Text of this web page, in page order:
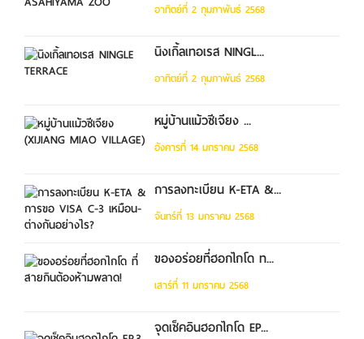
อาทิตย์ที่ 2 กุมภาพันธ์ 2568
นิงเกิ้ลเทอเรส NINGL...
อาทิตย์ที่ 2 กุมภาพันธ์ 2568
หมู่บ้านแม้วซีเจียง ...
อังคารที่ 14 มกราคม 2568
การลงทะเบียน K-ETA &...
จันทร์ที่ 13 มกราคม 2568
ของอร่อยที่ฮอกไกโด ท...
เสาร์ที่ 11 มกราคม 2568
จุดเช็คอินฮอกไกโด EP...